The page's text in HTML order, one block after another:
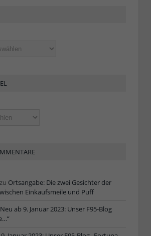
zu Ortsangabe: Die zwei Gesichter der
Einkaufsmeile und Puff
Neu ab 9. Januar 2023: Unser F95-Blog